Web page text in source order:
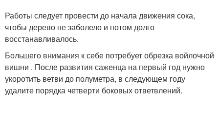
Работы следует провести до начала движения сока,
чтобы дерево не заболело и потом долго
восстанавливалось.
Большего внимания к себе потребует обрезка войлочной
вишни . После развития саженца на первый год нужно
укоротить ветви до полуметра, в следующем году
удалите порядка четверти боковых ответвлений.